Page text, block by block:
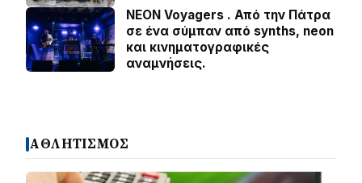
NEON Voyagers . Από την Πάτρα
σε ένα σύμπαν από synths, neon
και κινηματογραφικές
αναμνήσεις.
ΑΘΛΗΤΙΣΜΟΣ